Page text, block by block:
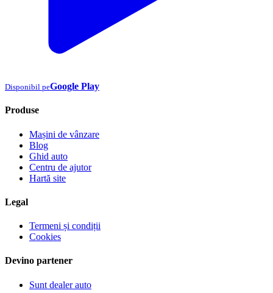
Disponibil peGoogle Play
Produse
Mașini de vânzare
Blog
Ghid auto
Centru de ajutor
Hartă site
Legal
Termeni și condiții
Cookies
Devino partener
Sunt dealer auto